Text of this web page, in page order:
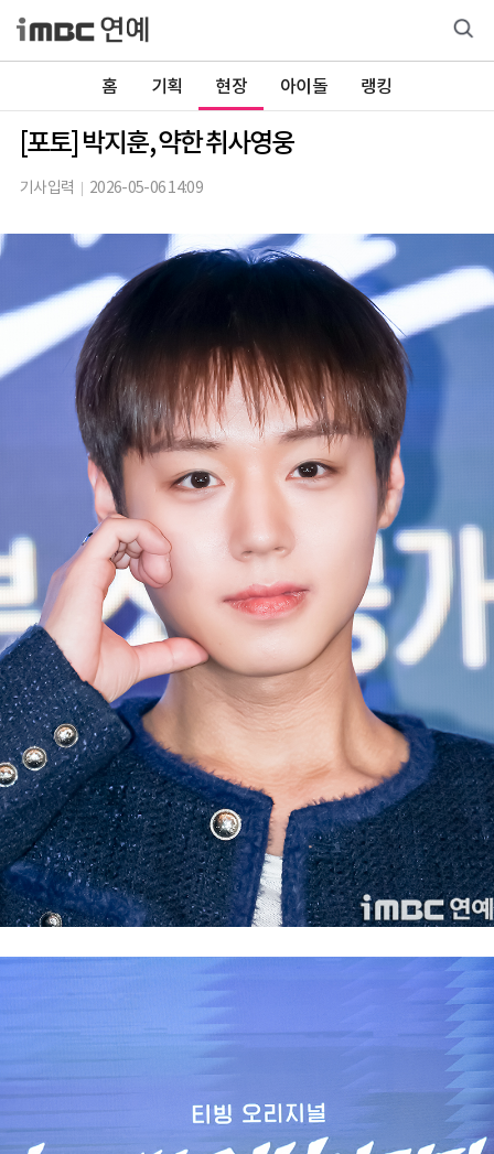
홈 기획 현장 아이돌 랭킹
[포토] 박지훈, 약한 취사영웅
기사입력 2026-05-06 14:09